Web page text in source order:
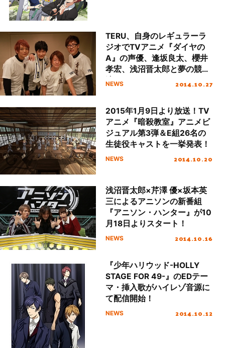
TERU、自身のレギュラーラ
ジオでTVアニメ『ダイヤの
A』の声優、逢坂良太、櫻井
孝宏、浅沼晋太郎と夢の競
演！
NEWS 2014.10.27
2015年1月9日より放送！TV
アニメ『暗殺教室』アニメビ
ジュアル第3弾＆E組26名の
生徒役キャストを一挙発表！
NEWS 2014.10.20
浅沼晋太郎×芹澤 優×坂本英
三によるアニソンの新番組
『アニソン・ハンター』が10
月18日よりスタート！
NEWS 2014.10.16
『少年ハリウッド-HOLLY
STAGE FOR 49-』のEDテー
マ・挿入歌がハイレゾ音源に
て配信開始！
NEWS 2014.10.12